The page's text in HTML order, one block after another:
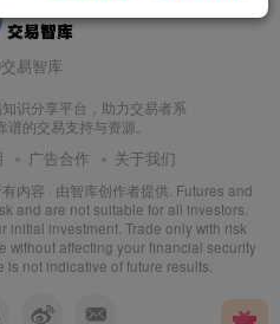
易智库
识分享平台，助力交易者系
的交易支持与资源。
广告合作 关于我们
内容 · 由智库创作者提供. Futures and
and are not suitable for all investors.
initial investment. Trade only with risk
affecting your financial security
is not indicative of future results.